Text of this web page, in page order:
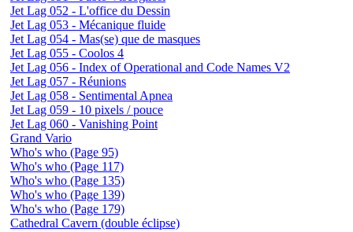
Jet Lag 052 - L'office du Dessin
Jet Lag 053 - Mécanique fluide
Jet Lag 054 - Mas(se) que de masques
Jet Lag 055 - Coolos 4
Jet Lag 056 - Index of Operational and Code Names V2
Jet Lag 057 - Réunions
Jet Lag 058 - Sentimental Apnea
Jet Lag 059 - 10 pixels / pouce
Jet Lag 060 - Vanishing Point
Grand Vario
Who's who (Page 95)
Who's who (Page 117)
Who's who (Page 135)
Who's who (Page 139)
Who's who (Page 179)
Cathedral Cavern (double éclipse)